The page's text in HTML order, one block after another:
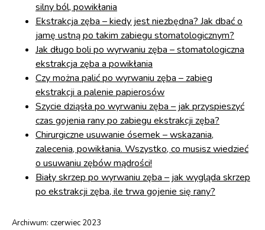
silny ból, powikłania
Ekstrakcja zęba – kiedy jest niezbędna? Jak dbać o
jamę ustną po takim zabiegu stomatologicznym?
Jak długo boli po wyrwaniu zęba – stomatologiczna
ekstrakcja zęba a powikłania
Czy można palić po wyrwaniu zęba – zabieg
ekstrakcji a palenie papierosów
Szycie dziąsła po wyrwaniu zęba – jak przyspieszyć
czas gojenia rany po zabiegu ekstrakcji zęba?
Chirurgiczne usuwanie ósemek – wskazania,
zalecenia, powikłania. Wszystko, co musisz wiedzieć
o usuwaniu zębów mądrości!
Biały skrzep po wyrwaniu zęba – jak wygląda skrzep
po ekstrakcji zęba, ile trwa gojenie się rany?
Archiwum: czerwiec 2023